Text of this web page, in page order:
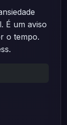
É um aviso
o tempo.